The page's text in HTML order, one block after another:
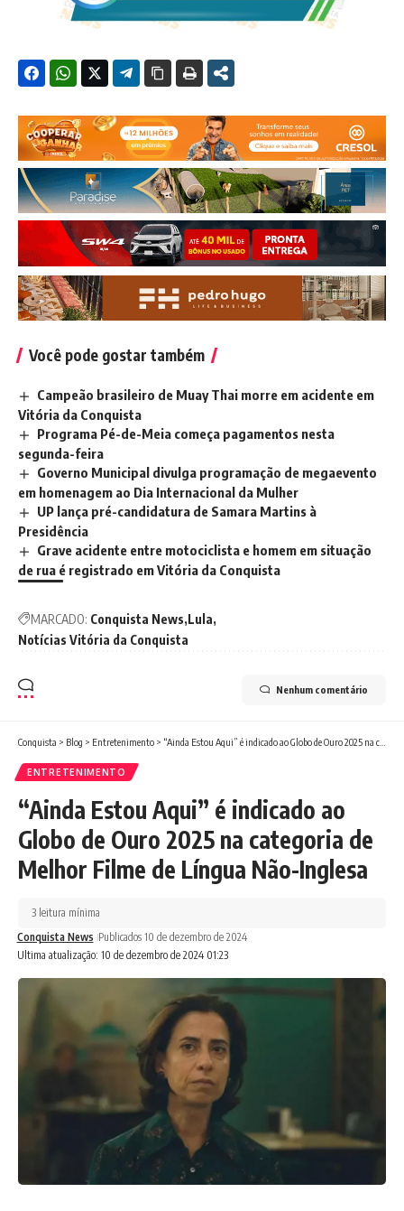
Você pode gostar também
Campeão brasileiro de Muay Thai morre em acidente em
Vitória da Conquista
Programa Pé-de-Meia começa pagamentos nesta
segunda-feira
Governo Municipal divulga programação de megaevento
em homenagem ao Dia Internacional da Mulher
UP lança pré-candidatura de Samara Martins à
Presidência
Grave acidente entre motociclista e homem em situação
de rua é registrado em Vitória da Conquista
MARCADO: Conquista News Lula
Notícias Vitória da Conquista
Nenhum comentário
Conquista > Blog > Entretenimento > “Ainda Estou Aqui” é indicado ao Globo de Ouro 2025 na categoria de Melhor Filme de Língua Não-Inglesa
ENTRETENIMENTO
“Ainda Estou Aqui” é indicado ao
Globo de Ouro 2025 na categoria de
Melhor Filme de Língua Não-Inglesa
Ultima atualização: 10 de dezembro de 2024 01:23
Conquista News Publicados 10 de dezembro de 2024
3 leitura mínima